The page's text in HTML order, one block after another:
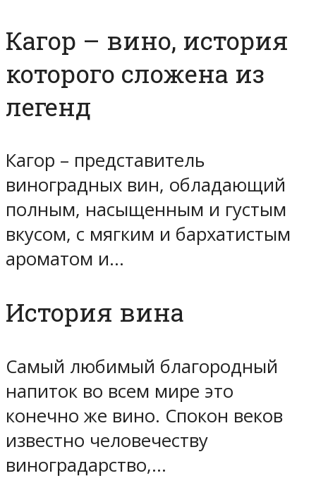
Кагор – вино, история
которого сложена из
легенд
Кагор – представитель
виноградных вин, обладающий
полным, насыщенным и густым
вкусом, с мягким и бархатистым
ароматом и…
История вина
Самый любимый благородный
напиток во всем мире это
конечно же вино. Спокон веков
известно человечеству
виноградарство,…